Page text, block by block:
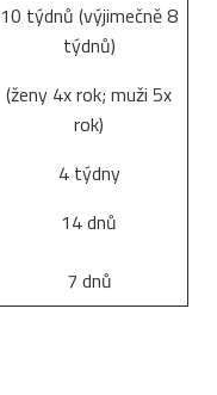
10 týdnů (výjimečně 8
týdnů)
(ženy 4x rok; muži 5x
rok)
4 týdny
14 dnů
7 dnů